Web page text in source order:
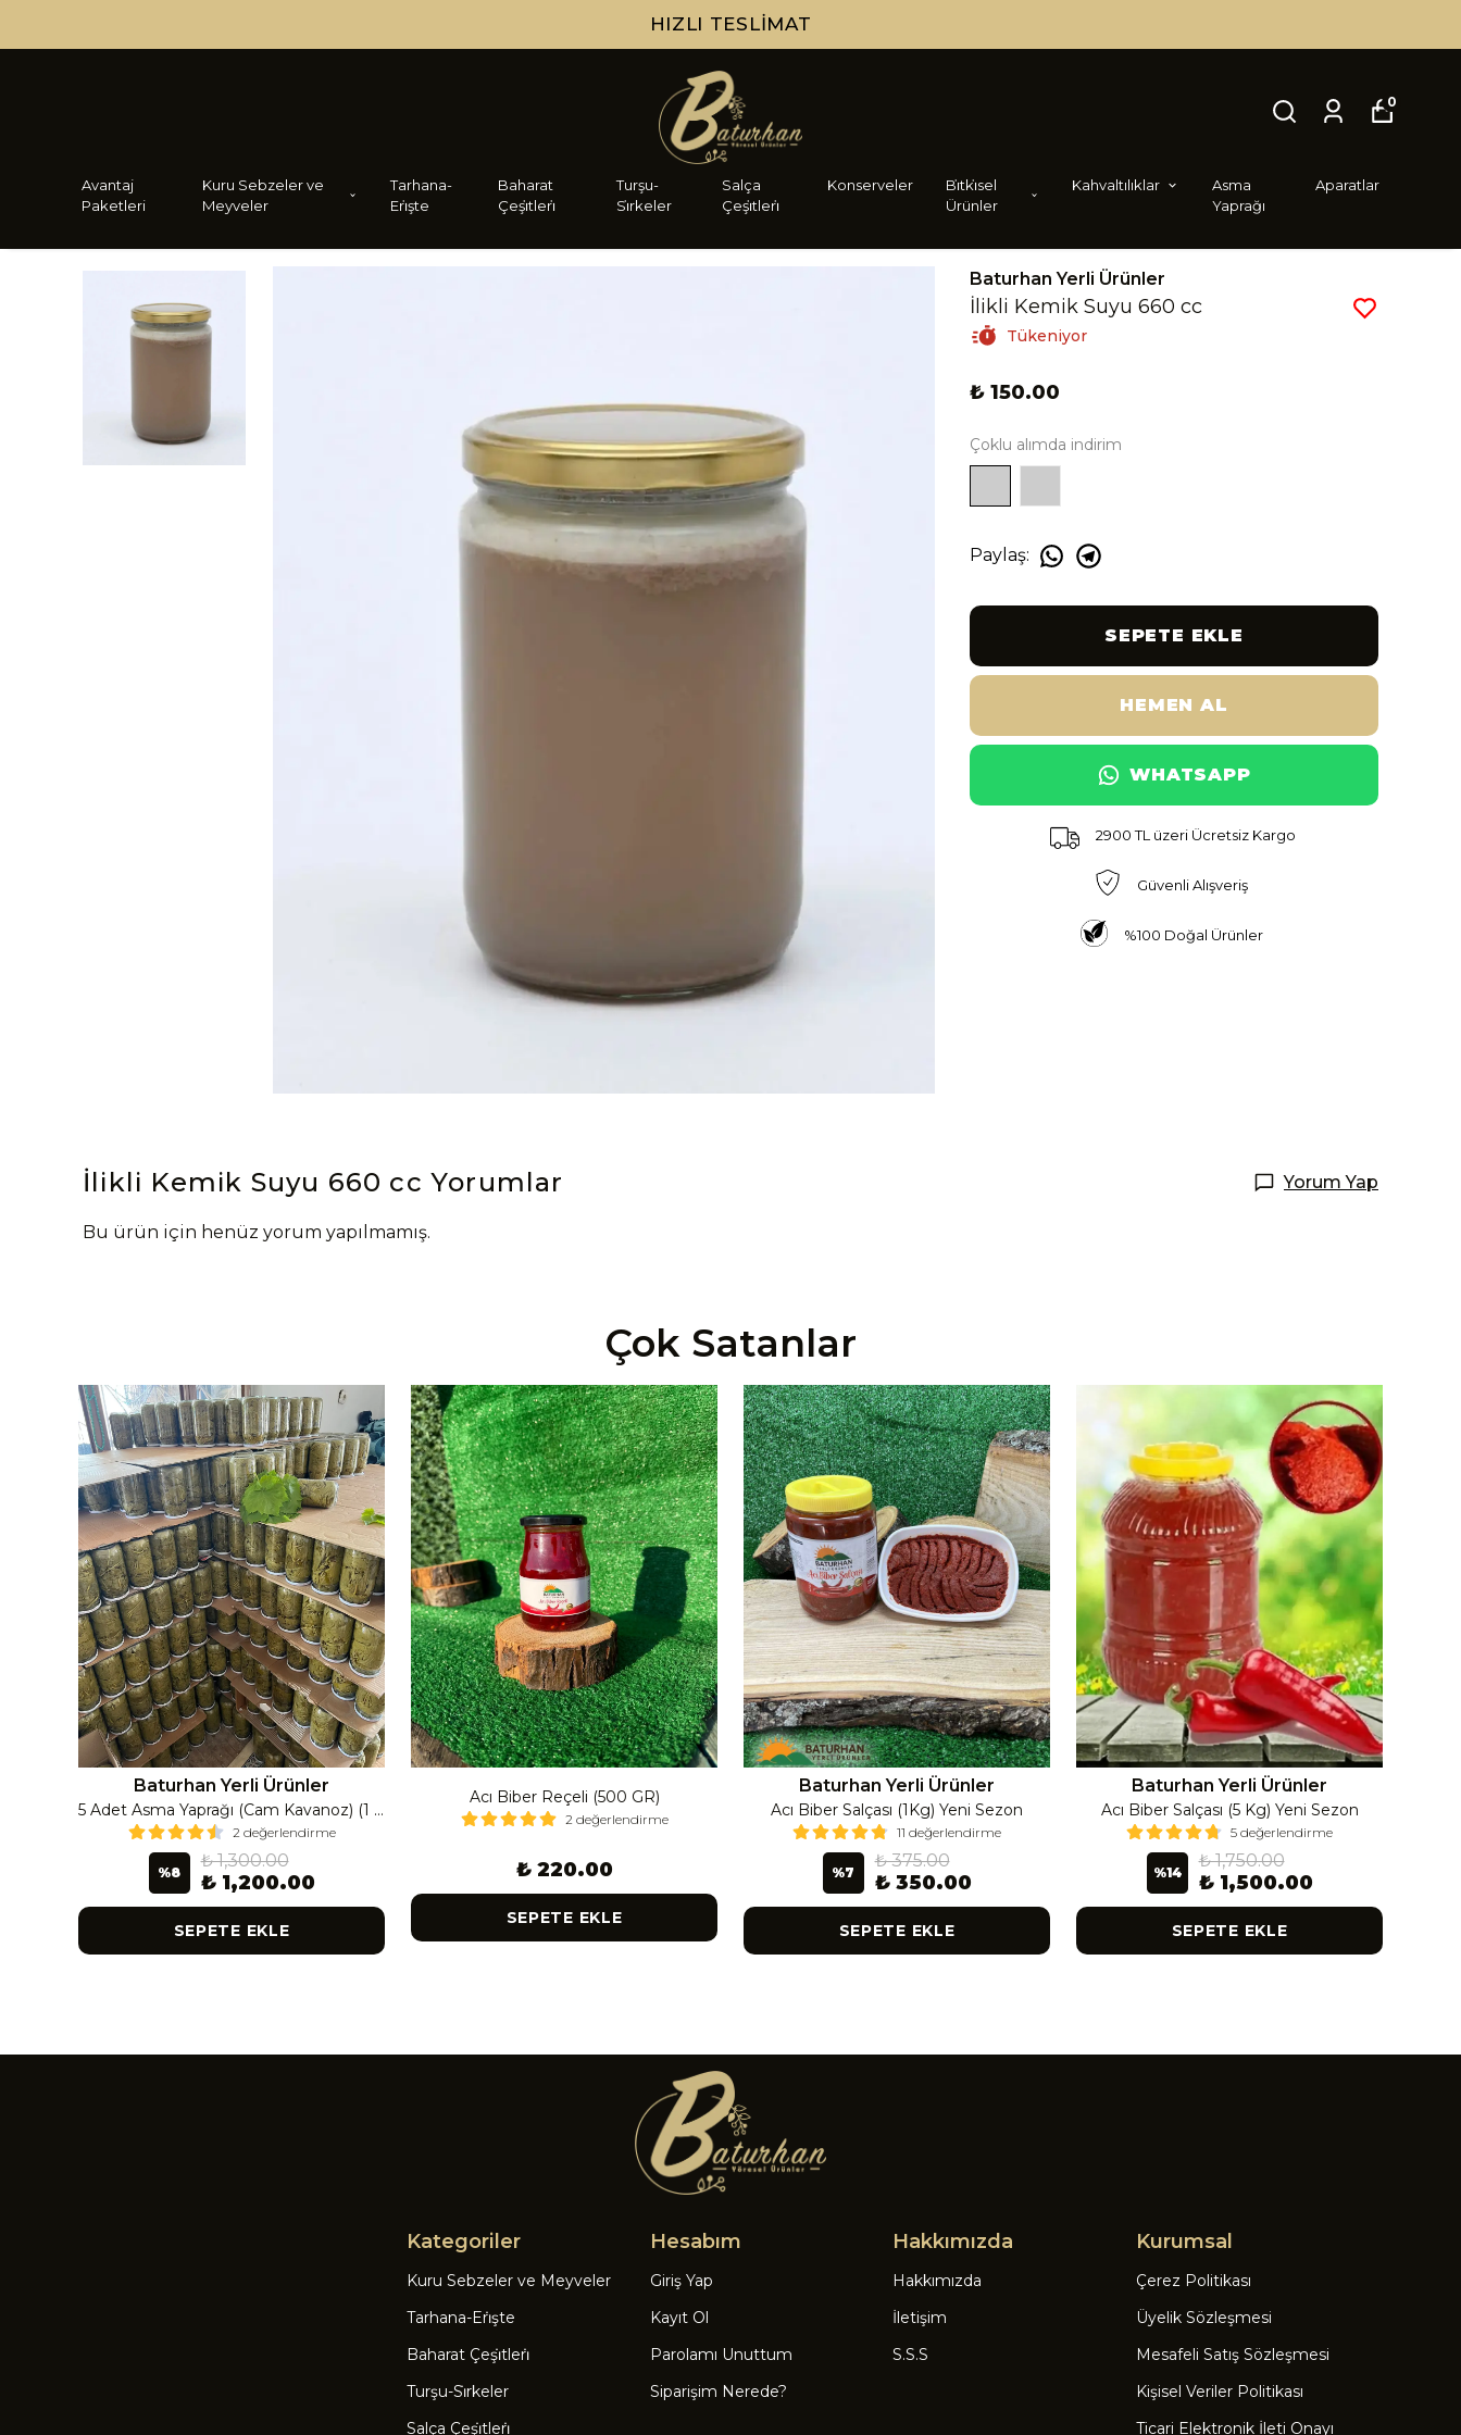
HIZLI TESLIMAT
Avantaj
Paketleri
Kuru Sebzeler ve
Meyveler
Tarhana-
Eri̇şte
Baharat
Çeşi̇tleri̇
Turşu-
Si̇rkeler
Salça
Çeşi̇tleri̇
Konserveler
Bi̇tki̇sel
Ürünler
Kahvaltılıklar
Asma
Yaprağı
Aparatlar
0
Baturhan Yerli Ürünler
İlikli Kemik Suyu 660 cc
Tükeniyor
₺ 150.00
Çoklu alımda indirim
Paylaş:
SEPETE EKLE
HEMEN AL
WHATSAPP
2900 TL üzeri Ücretsiz Kargo
Güvenli Alışveriş
%100 Doğal Ürünler
İlikli Kemik Suyu 660 cc Yorumlar Yorum Yap
Bu ürün için henüz yorum yapılmamış.
Çok Satanlar
Baturhan Yerli Ürünler
5 Adet Asma Yaprağı (Cam Kavanoz) (1 Lt Cam Kavanoz 350-400 Gr) 350 G
2 değerlendirme
%8
₺ 1,300.00
₺ 1,200.00
SEPETE EKLE
Acı Biber Reçeli (500 GR)
2 değerlendirme
₺ 220.00
SEPETE EKLE
Baturhan Yerli Ürünler
Acı Biber Salçası (1Kg) Yeni Sezon
11 değerlendirme
%7
₺ 375.00
₺ 350.00
SEPETE EKLE
Baturhan Yerli Ürünler
Acı Biber Salçası (5 Kg) Yeni Sezon
5 değerlendirme
%14
₺ 1,750.00
₺ 1,500.00
SEPETE EKLE
Kategoriler
Kuru Sebzeler ve Meyveler
Tarhana-Eri̇şte
Baharat Çeşi̇tleri̇
Turşu-Si̇rkeler
Salça Çeşi̇tleri̇
Hesabım
Giriş Yap
Kayıt Ol
Parolamı Unuttum
Siparişim Nerede?
Hakkımızda
Hakkımızda
İletişim
S.S.S
Kurumsal
Çerez Politikası
Üyelik Sözleşmesi
Mesafeli Satış Sözleşmesi
Kişisel Veriler Politikası
Ticari Elektronik İleti Onayı